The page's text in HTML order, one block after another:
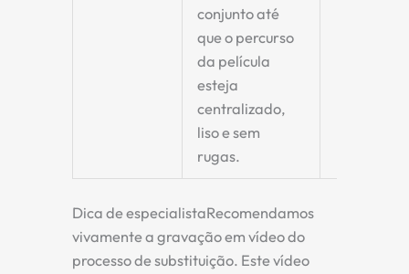
conjunto até
que o percurso
da película
esteja
centralizado,
liso e sem
rugas.
Dica de especialistaRecomendamos
vivamente a gravação em vídeo do
processo de substituição. Este vídeo